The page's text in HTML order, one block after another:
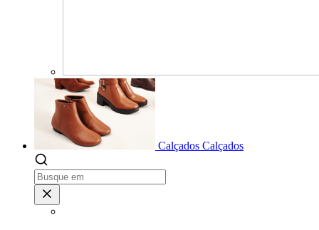
Calçados Calçados